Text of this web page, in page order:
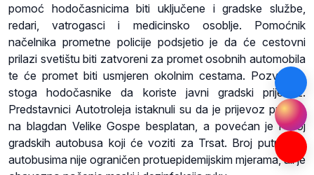
pomoć hodočasnicima biti uključene i gradske službe,
redari, vatrogasci i medicinsko osoblje. Pomoćnik
načelnika prometne policije podsjetio je da će cestovni
prilazi svetištu biti zatvoreni za promet osobnih automobila
te će promet biti usmjeren okolnim cestama. Pozvao je
stoga hodočasnike da koriste javni gradski prijevoz.
Predstavnici Autotroleja istaknuli su da je prijevoz putnika
na blagdan Velike Gospe besplatan, a povećan je i broj
gradskih autobusa koji će voziti za Trsat. Broj putnika u
autobusima nije ograničen protuepidemijskim mjerama, ali je